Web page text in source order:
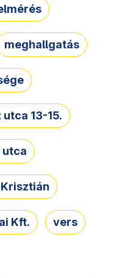
meghallgatás
utca 13-15.
utca
Kft. vers